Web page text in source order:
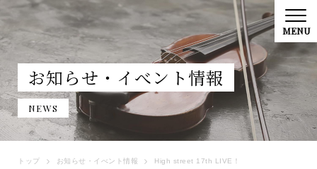
お知らせ・イべント情報
NEWS
トップ お知らせ・イべント情報 High street 17th LIVE！